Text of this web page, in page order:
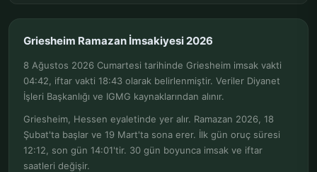
Griesheim Ramazan İmsakiyesi 2026
8 Ağustos 2026 Cumartesi tarihinde Griesheim imsak vakti
04:42, iftar vakti 18:43 olarak belirlenmiştir. Veriler Diyanet
İşleri Başkanlığı ve IGMG kaynaklarından alınır.
Griesheim, Hessen eyaletinde yer alır. Ramazan 2026, 18
Şubat'ta başlar ve 19 Mart'ta sona erer. İlk gün oruç süresi
12:12, son gün 14:01'tir. 30 gün boyunca imsak ve iftar
saatleri değişir.